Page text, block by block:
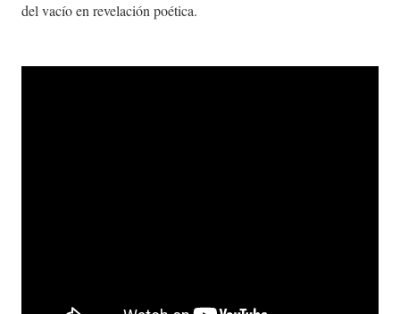
del vacío en revelación poética.